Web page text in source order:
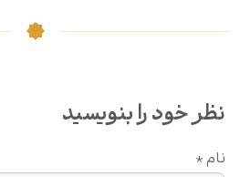
نظر خود را بنویسید
نام *